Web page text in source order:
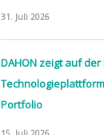
31. Juli 2026
DAHON zeigt auf der
Portfolio